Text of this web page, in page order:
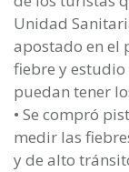
Unidad
apostado en el
fiebre y
puedan tener
• Se compró
medir las
y de alto